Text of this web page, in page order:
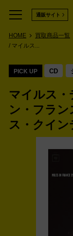
通販サイト
HOME 買取商品一覧
/ マイルス...
PICK UP CD
マイルス・
ン・フラ
ス・クイン